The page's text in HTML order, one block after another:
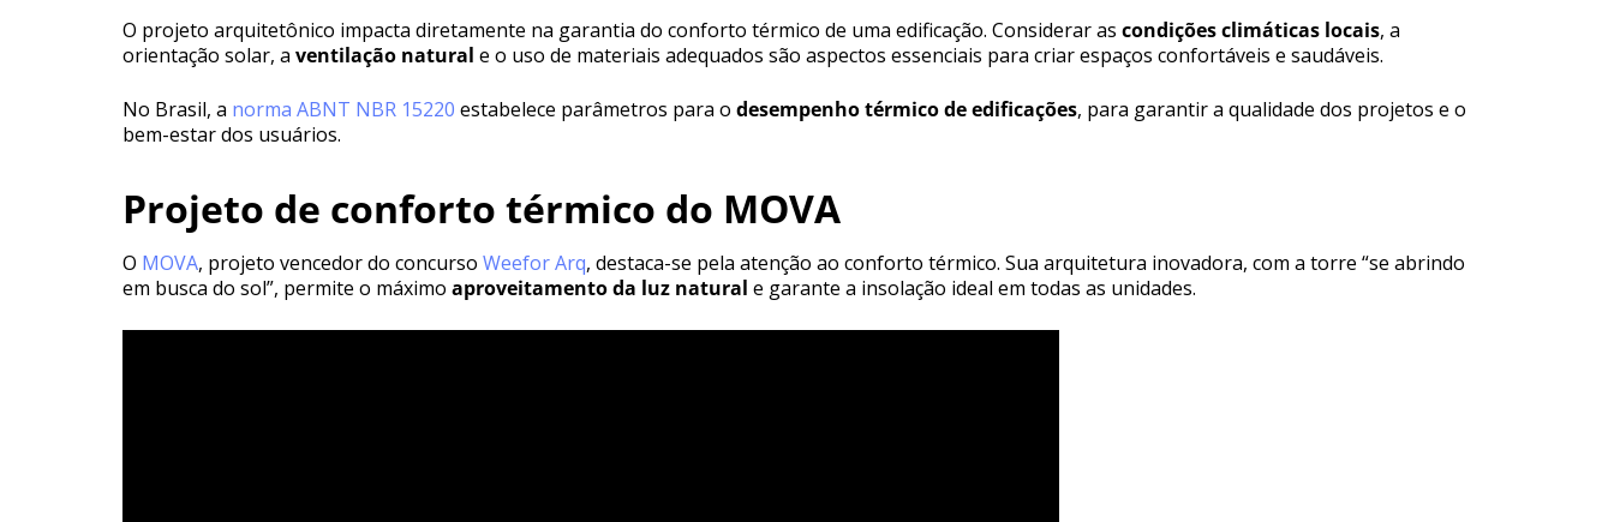
O projeto arquitetônico impacta diretamente na garantia do conforto térmico de uma edificação. Considerar as condições climáticas locais, a
orientação solar, a ventilação natural e o uso de materiais adequados são aspectos essenciais para criar espaços confortáveis e saudáveis.
No Brasil, a norma ABNT NBR 15220 estabelece parâmetros para o desempenho térmico de edificações, para garantir a qualidade dos projetos e o
bem-estar dos usuários.
Projeto de conforto térmico do MOVA
O MOVA, projeto vencedor do concurso Weefor Arq, destaca-se pela atenção ao conforto térmico. Sua arquitetura inovadora, com a torre “se abrindo
em busca do sol”, permite o máximo aproveitamento da luz natural e garante a insolação ideal em todas as unidades.